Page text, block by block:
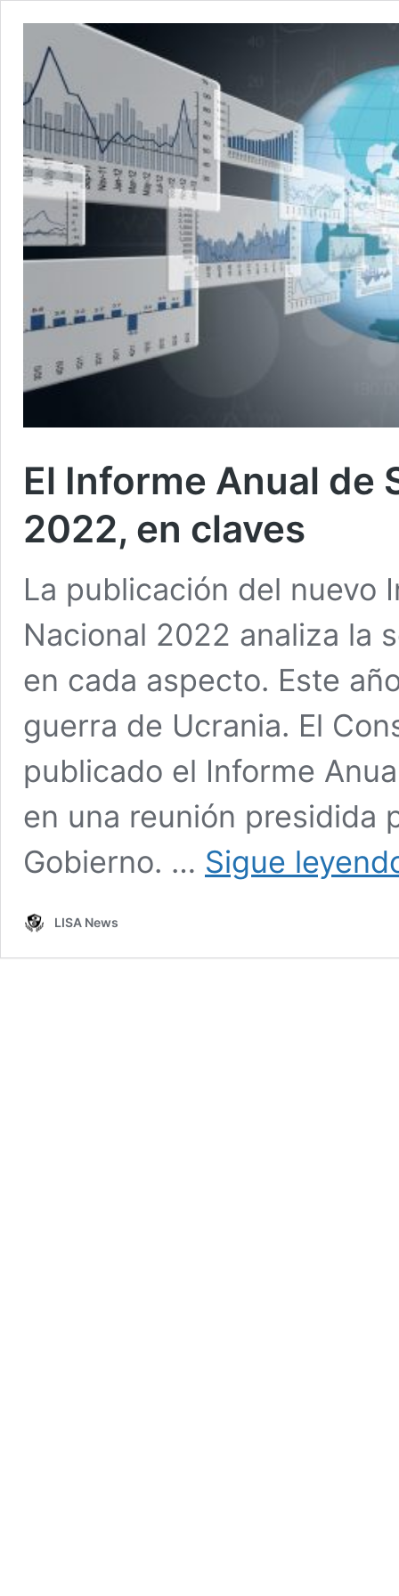
El Informe Anual de
2022, en claves
La publicación del nuevo
Nacional 2022 analiza la
en cada aspecto. Este
guerra de Ucrania. El
publicado el Informe
en una reunión presidida
Gobierno. … Sigue
LISA News